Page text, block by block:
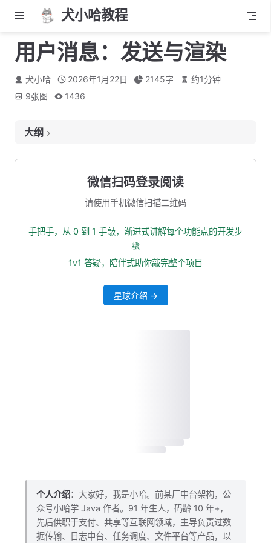
犬小哈教程
用户消息：发送与渲染
犬小哈 2026年1月22日 2145字 约1分钟
9张图 1436
大纲
前端渲染
本小节源码下载
微信扫码登录阅读
请使用手机微信扫描二维码
手把手，从 0 到 1 手敲，渐进式讲解每个功能点的开发步
骤
1v1 答疑，陪伴式助你敲完整个项目
星球介绍 →
个人介绍：大家好，我是小哈。前某厂中台架构，公
众号小哈学 Java 作者。91 年生人，码龄 10 年+，
先后供职于支付、共享等互联网领域，主导负责过数
据传输、日志中台、任务调度、文件平台等产品，以